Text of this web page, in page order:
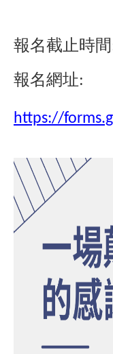
報名截止時間
報名網址:
https://